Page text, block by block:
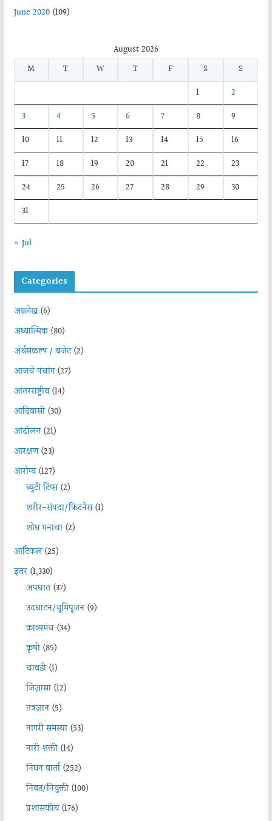
June 2020(109)
August 2026
M
T W T F S
S
1
2
3
4 5 6 7 8
9
10
11 12 13 14 15
16
17
18 19 20 21 22
23
24
25 26 27 28 29
30
31
« Jul
Categories
अग्रलेख(6)
अध्यात्मिक(80)
अर्थसंकल्प / बजेट(2)
आजचे पंचांग(27)
आंतरराष्ट्रीय(14)
आदिवासी(30)
आंदोलन(21)
आरक्षण(23)
आरोग्य(127)
ब्युटी टिप्स(2)
शरीर-संपदा/फिटनेस(1)
शोध मनाचा(2)
आर्टिकल(25)
इतर(1,330)
अपघात(37)
उदघाटन/भूमिपूजन(9)
काव्यमंच(34)
कृषी(85)
चावडी(1)
जिज्ञासा(12)
तंत्रज्ञान(5)
नागरी समस्या(53)
नारी शक्ती(14)
निधन वार्ता(252)
निवड/नियुक्ती(100)
प्रशासकीय(176)